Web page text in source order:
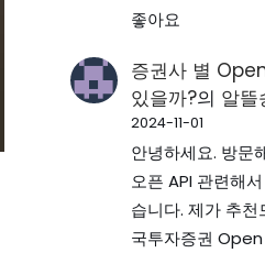
좋아요
증권사 별
있을까?의 알뜰
2024-11-01
안녕하세요. 방문
오픈 API 관련해
습니다. 제가 추
국투자증권 Open